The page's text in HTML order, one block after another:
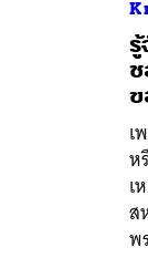
รู้
ข
เ
ห
เ
ส
พ